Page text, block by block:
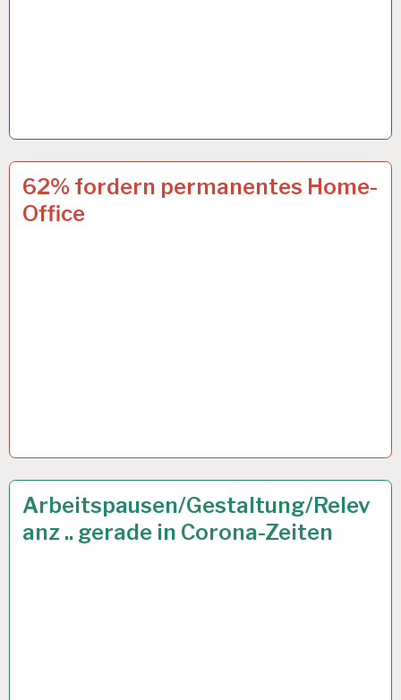
4-
TAGE-
WOCHE…
62% fordern permanentes Home-
Office
17 SEP. 2020
12-
STUNDEN-
ARBEITSTAG…
Arbeitspausen/Gestaltung/Relev
anz .. gerade in Corona-Zeiten
28 AUG. 2020